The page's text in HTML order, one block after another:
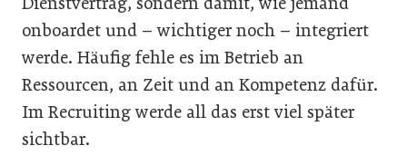
onboardet und – wichtiger noch – integriert
werde. Häufig fehle es im Betrieb an
Ressourcen, an Zeit und an Kompetenz dafür.
Im Recruiting werde all das erst viel später
sichtbar.